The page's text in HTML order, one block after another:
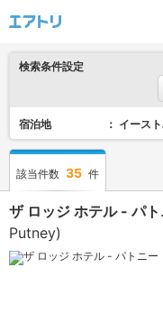
検索条件設定
宿泊地 イース
該当件数 35 件
ザ ロッジ ホテル - パ
Putney)